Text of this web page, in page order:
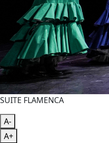
SUITE FLAMENCA
A-
A+